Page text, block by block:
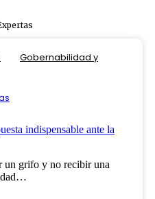
Gobernabilidad y
indispensable ante la
grifo y no recibir una